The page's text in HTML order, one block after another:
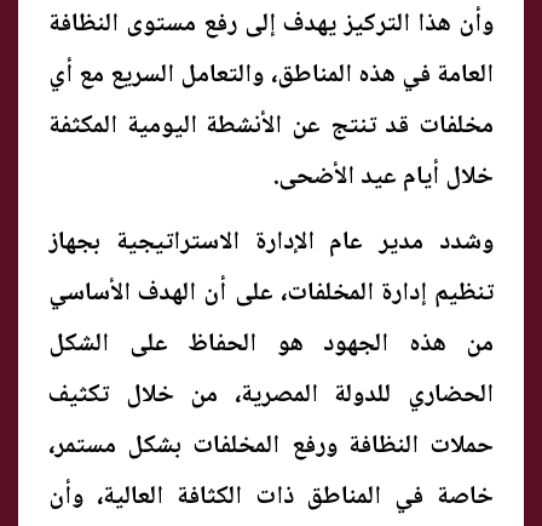
وأن هذا التركيز يهدف إلى رفع مستوى النظافة
العامة في هذه المناطق، والتعامل السريع مع أي
مخلفات قد تنتج عن الأنشطة اليومية المكثفة
خلال أيام عيد الأضحى.
وشدد مدير عام الإدارة الاستراتيجية بجهاز
تنظيم إدارة المخلفات، على أن الهدف الأساسي
من هذه الجهود هو الحفاظ على الشكل
الحضاري للدولة المصرية، من خلال تكثيف
حملات النظافة ورفع المخلفات بشكل مستمر،
خاصة في المناطق ذات الكثافة العالية، وأن